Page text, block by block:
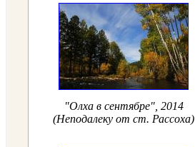
"Олха в сентябре", 2014
(Неподалеку от ст. Рассоха)